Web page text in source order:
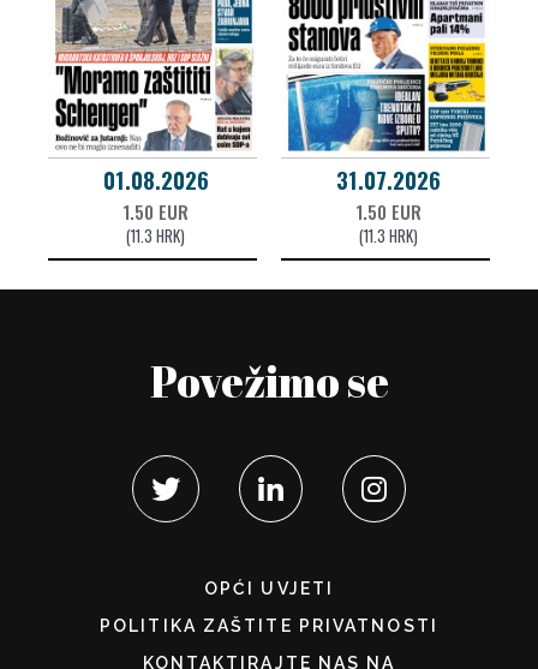
01.08.2026
1.50 EUR
(11.3 HRK)
31.07.2026
1.50 EUR
(11.3 HRK)
Povežimo se
OPĆI UVJETI
POLITIKA ZAŠTITE PRIVATNOSTI
KONTAKTIRAJTE NAS NA